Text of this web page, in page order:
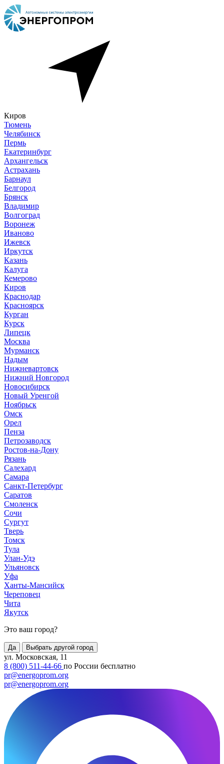
Киров
Тюмень
Челябинск
Пермь
Екатеринбург
Архангельск
Астрахань
Барнаул
Белгород
Брянск
Владимир
Волгоград
Воронеж
Иваново
Ижевск
Иркутск
Казань
Калуга
Кемерово
Киров
Краснодар
Красноярск
Курган
Курск
Липецк
Москва
Мурманск
Надым
Нижневартовск
Нижний Новгород
Новосибирск
Новый Уренгой
Ноябрьск
Омск
Орел
Пенза
Петрозаводск
Ростов-на-Дону
Рязань
Салехард
Самара
Санкт-Петербург
Саратов
Смоленск
Сочи
Сургут
Тверь
Томск
Тула
Улан-Удэ
Ульяновск
Уфа
Ханты-Мансийск
Череповец
Чита
Якутск
Это ваш город?
Да Выбрать другой город
ул. Московская, 11
8 (800) 511-44-66 по России бесплатно
pr@energoprom.org
pr@energoprom.org